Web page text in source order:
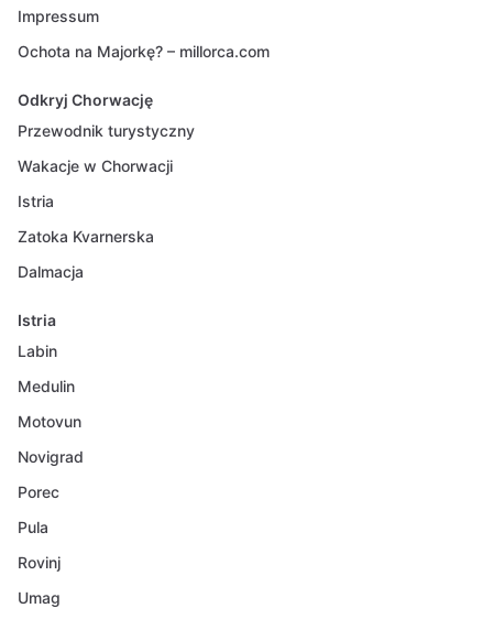
Impressum
Ochota na Majorkę? – millorca.com
Odkryj Chorwację
Przewodnik turystyczny
Wakacje w Chorwacji
Istria
Zatoka Kvarnerska
Dalmacja
Istria
Labin
Medulin
Motovun
Novigrad
Porec
Pula
Rovinj
Umag